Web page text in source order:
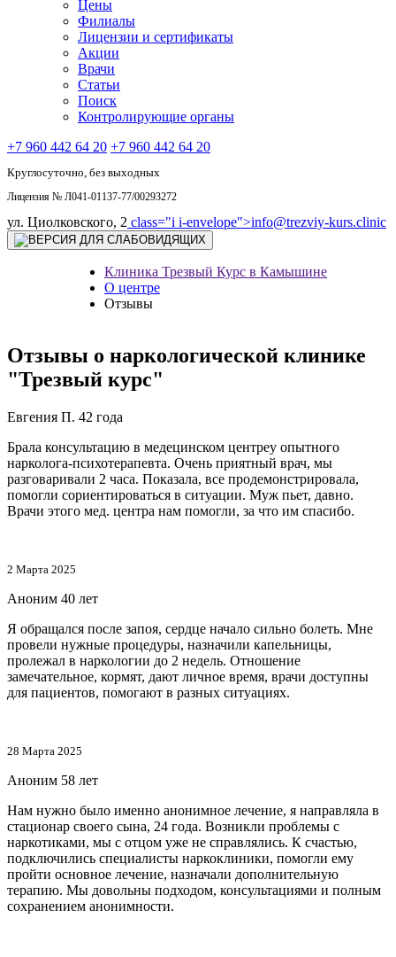
Цены
Филиалы
Лицензии и сертификаты
Акции
Врачи
Статьи
Поиск
Контролирующие органы
+7 960 442 64 20 +7 960 442 64 20
Круглосуточно, без выходных
Лицензия № Л041-01137-77/00293272
ул. Циолковского, 2 class="i i-envelope">info@trezviy-kurs.clinic
Клиника Трезвый Курс в Камышине
О центре
Отзывы
Отзывы о наркологической клинике
"Трезвый курс"
Евгения П. 42 года
Брала консультацию в медецинском центреу опытного
нарколога-психотерапевта. Очень приятный врач, мы
разговаривали 2 часа. Показала, все продемонстрировала,
помогли сориентироваться в ситуации. Муж пьет, давно.
Врачи этого мед. центра нам помогли, за что им спасибо.
2 Марта 2025
Аноним 40 лет
Я обращался после запоя, сердце начало сильно болеть. Мне
провели нужные процедуры, назначили капельницы,
пролежал в наркологии до 2 недель. Отношение
замечательное, кормят, дают личное время, врачи доступны
для пациентов, помогают в разных ситуациях.
28 Марта 2025
Аноним 58 лет
Нам нужно было именно анонимное лечение, я направляла в
стационар своего сына, 24 года. Возникли проблемы с
наркотиками, мы с отцом уже не справлялись. К счастью,
подключились специалисты наркоклиники, помогли ему
пройти основное лечение, назначали дополнительную
терапию. Мы довольны подходом, консультациями и полным
сохранением анонимности.